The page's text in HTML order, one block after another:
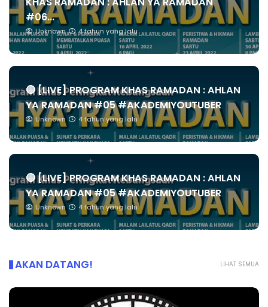
#06...
Unknown 4 tahun yang lalu
🔴 [LIVE] PROGRAM KHAS RAMADAN : AHLAN
YA RAMADAN #05 #AKADEMIYOUTUBER
Unknown 4 tahun yang lalu
🔴 [LIVE] PROGRAM KHAS RAMADAN : AHLAN
YA RAMADAN #05 #AKADEMIYOUTUBER
Unknown 4 tahun yang lalu
LIHAT SEMUA
AKAN DATANG!